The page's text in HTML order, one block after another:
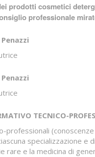
prodotti cosmetici
professionale
TECNICO-
professionali
specializzazione e
rare e la medicina di